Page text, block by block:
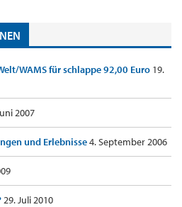
WAMS für schlappe 92,00 Euro 19.
2007
und Erlebnisse4. September 2006
29. Juli 2010